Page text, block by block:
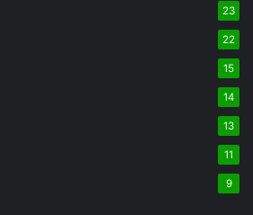
23
22
15
14
13
11
9